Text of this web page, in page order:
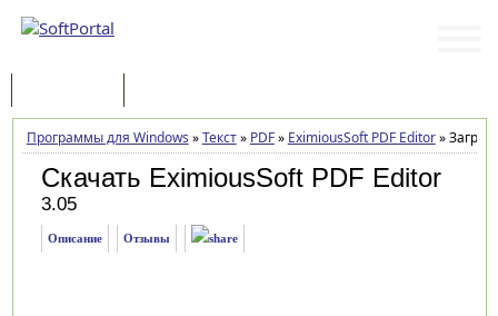
Программы для Windows »Текст» PDF» EximiousSoft PDF Editor»
Скачать EximiousSoft PDF Editor
3.05
Описание Отзывы